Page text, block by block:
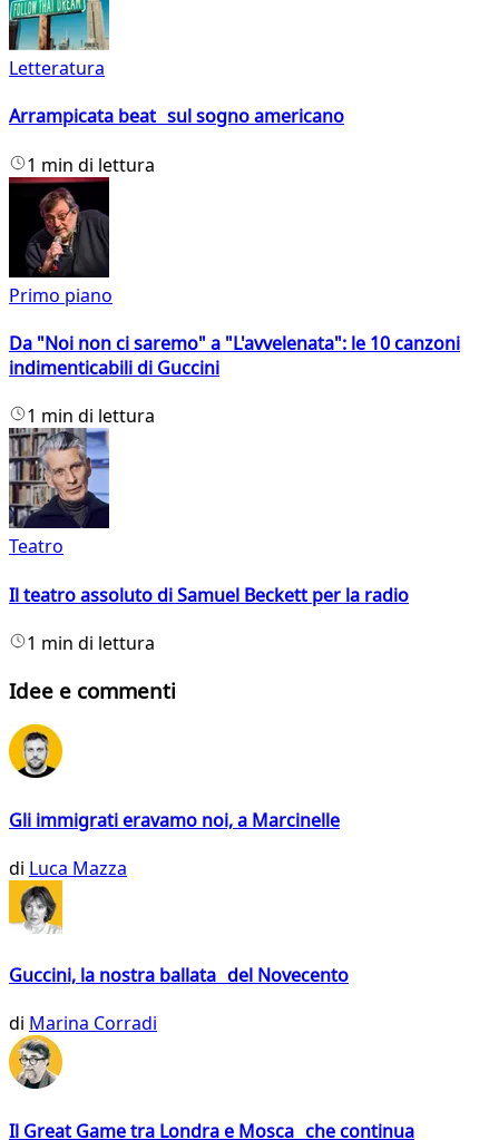
Letteratura
Arrampicata beat sul sogno americano
1 min di lettura
Primo piano
Da "Noi non ci saremo" a "L'avvelenata": le 10 canzoni
indimenticabili di Guccini
1 min di lettura
Teatro
Il teatro assoluto di Samuel Beckett per la radio
1 min di lettura
Idee e commenti
Gli immigrati eravamo noi, a Marcinelle
di Luca Mazza
Guccini, la nostra ballata del Novecento
di Marina Corradi
Il Great Game tra Londra e Mosca che continua